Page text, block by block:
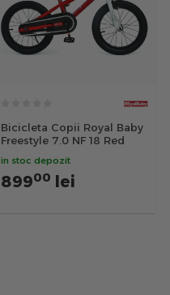
Bicicleta Copii Royal Baby
Freestyle 7.0 NF 18 Red
in stoc depozit
89900 lei